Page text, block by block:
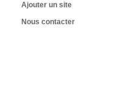
Ajouter un site
Nous contacter